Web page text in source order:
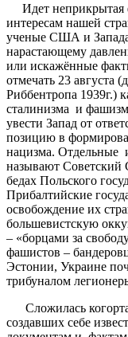
Идет неприкрытая
интересам нашей
ученые США и Запада
нарастающему
или искажённые
отмечать 23 августа
Риббентропа 1939г.)
сталинизма и
увести Запад от
позицию в
нацизма. Отдельные
называют
бедах Польского
Прибалтийские
освобождение их
большевистскую
– «борцами за
фашистов –
Эстонии, Украине
трибуналом
Сложилась когорта
создавших себе